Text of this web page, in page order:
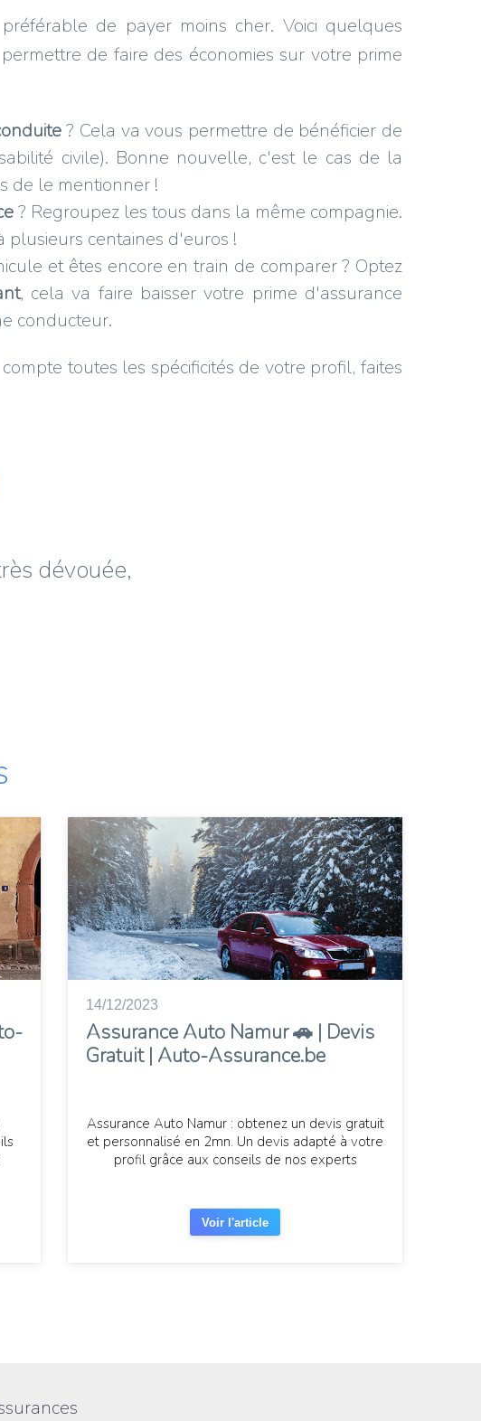
de payer moins cher. Voici quelques
de faire des économies sur votre prime
? Cela va vous permettre de bénéficier de
civile). Bonne nouvelle, c'est le cas de la
de le mentionner !
? Regroupez les tous dans la même compagnie.
plusieurs centaines d'euros !
et êtes encore en train de comparer ? Optez
, cela va faire baisser votre prime d'assurance
conducteur.
toutes les spécificités de votre profil, faites
dévouée,
14/12/2023
Assurance Auto Namur 🚗 | Devis
Gratuit | Auto-Assurance.be
Assurance Auto Namur : obtenez un devis gratuit
et personnalisé en 2mn. Un devis adapté à votre
profil grâce aux conseils de nos experts
Voir l'article